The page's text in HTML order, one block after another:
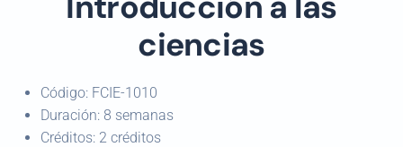
ciencias
Código: FCIE-1010
Duración: 8 semanas
Créditos: 2 créditos